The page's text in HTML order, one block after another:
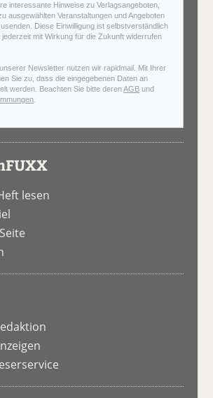
interessante Hinweise zu Verlagsangeboten,
ausgewählten Veranstaltungen und Angeboten
Diese Einwilligung ist selbstverständlich
jederzeit mit Wirkung für die Zukunft widerrufen
Newsletter nutzen wir rapidmail. Mit Ihrer
Sie zu, dass die eingegebenen Daten an
werden. Beachten Sie bitte derenAGB und
lesen